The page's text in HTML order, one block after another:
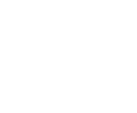
et
notre service